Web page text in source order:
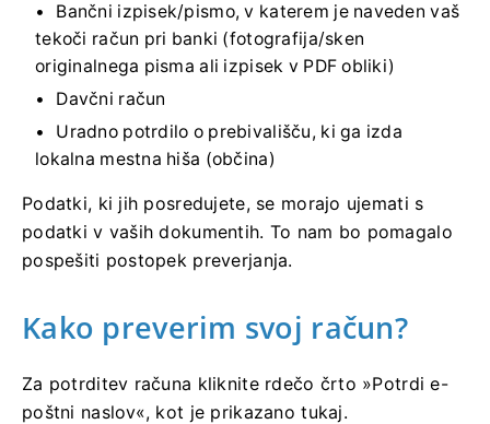
Bančni izpisek/pismo, v katerem je naveden vaš
tekoči račun pri banki (fotografija/sken
originalnega pisma ali izpisek v PDF obliki)
Davčni račun
Uradno potrdilo o prebivališču, ki ga izda
lokalna mestna hiša (občina)
Podatki, ki jih posredujete, se morajo ujemati s
podatki v vaših dokumentih. To nam bo pomagalo
pospešiti postopek preverjanja.
Kako preverim svoj račun?
Za potrditev računa kliknite rdečo črto »Potrdi e-
poštni naslov«, kot je prikazano tukaj.